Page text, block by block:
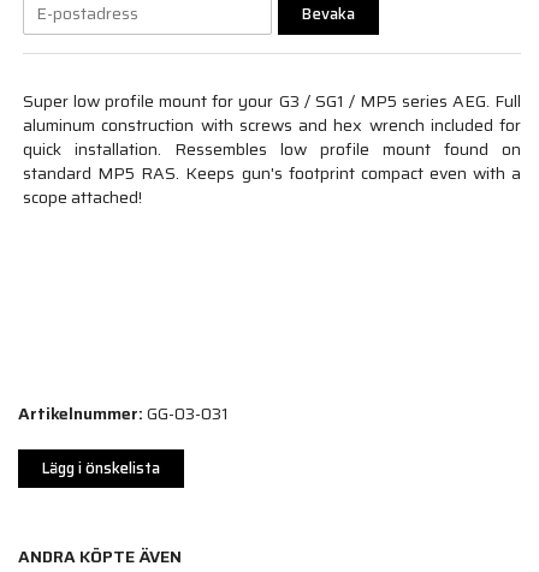
Bevaka
Super low profile mount for your G3 / SG1 / MP5 series AEG. Full
aluminum construction with screws and hex wrench included for
quick installation. Ressembles low profile mount found on
standard MP5 RAS. Keeps gun's footprint compact even with a
scope attached!
Artikelnummer:GG-03-031
Lägg i önskelista
ANDRA KÖPTE ÄVEN